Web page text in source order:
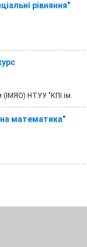
рівняння"
(ІМЯО) НТУУ "КПІ ім.
математика"